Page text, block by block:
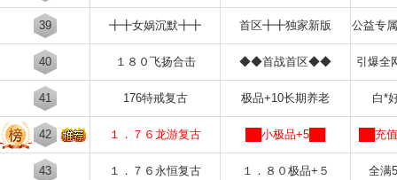
39 ╋╋女娲沉默╋╋ 首区╋╋独家新版 公益专
40 １８０飞扬合击 ◆◆首战首区◆◆ 引爆全
41 176特戒复古 极品+10长期养老 白*
42 １．７６龙游复古 ██小极品+5██ ██充
43 １．７６永恒复古 １．８０极品+５ 全满